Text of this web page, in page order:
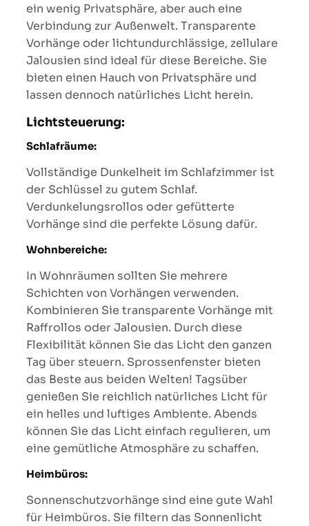
ein wenig Privatsphäre, aber auch eine
Verbindung zur Außenwelt. Transparente
Vorhänge oder lichtundurchlässige, zellulare
Jalousien sind ideal für diese Bereiche. Sie
bieten einen Hauch von Privatsphäre und
lassen dennoch natürliches Licht herein.
Lichtsteuerung:
Schlafräume:
Vollständige Dunkelheit im Schlafzimmer ist
der Schlüssel zu gutem Schlaf.
Verdunkelungsrollos oder gefütterte
Vorhänge sind die perfekte Lösung dafür.
Wohnbereiche:
In Wohnräumen sollten Sie mehrere
Schichten von Vorhängen verwenden.
Kombinieren Sie transparente Vorhänge mit
Raffrollos oder Jalousien. Durch diese
Flexibilität können Sie das Licht den ganzen
Tag über steuern. Sprossenfenster bieten
das Beste aus beiden Welten! Tagsüber
genießen Sie reichlich natürliches Licht für
ein helles und luftiges Ambiente. Abends
können Sie das Licht einfach regulieren, um
eine gemütliche Atmosphäre zu schaffen.
Heimbüros:
Sonnenschutzvorhänge sind eine gute Wahl
für Heimbüros. Sie filtern das Sonnenlicht